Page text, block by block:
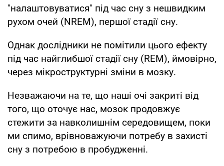
"налаштовуватися" під час сну з нешвидким
рухом очей (NREM), першої стадії сну.
Однак дослідники не помітили цього ефекту
під час найглибшої стадії сну (REM), ймовірно,
через мікроструктурні зміни в мозку.
Незважаючи на те, що наші очі закриті від
того, що оточує нас, мозок продовжує
стежити за навколишнім середовищем, поки
ми спимо, врівноважуючи потребу в захисті
сну з потребою в пробудженні.